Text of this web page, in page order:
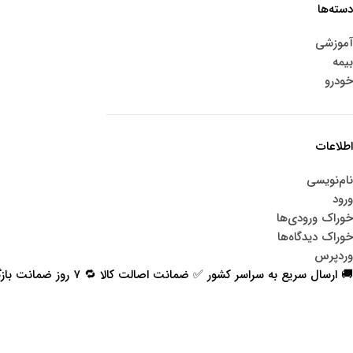
دسته‌ها
آموزشی
بیمه
خودرو
اطلاعات
نام‌نویسی
ورود
خوراک ورودی‌ها
خوراک دیدگاه‌ها
وردپرس
🚚 ارسال سریع به سراسر کشور ✅ ضمانت اصالت کالا 🔁 ۷ روز ضمانت بازگشت 📞 پشتیبانی واقعی